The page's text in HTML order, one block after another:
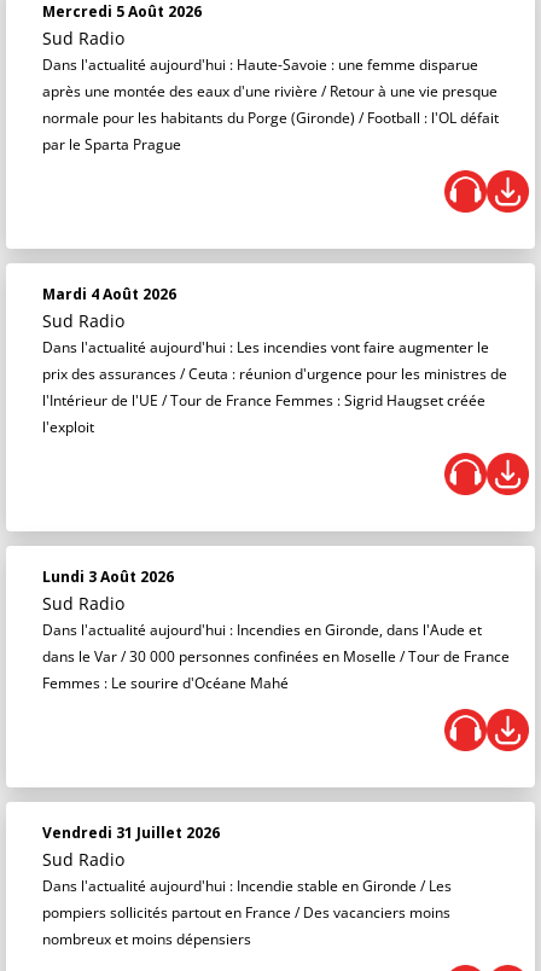
Mercredi 5 Août 2026
Sud Radio
Dans l'actualité aujourd'hui : Haute-Savoie : une femme disparue
après une montée des eaux d'une rivière / Retour à une vie presque
normale pour les habitants du Porge (Gironde) / Football : l'OL défait
par le Sparta Prague
Mardi 4 Août 2026
Sud Radio
Dans l'actualité aujourd'hui : Les incendies vont faire augmenter le
prix des assurances / Ceuta : réunion d'urgence pour les ministres de
l'Intérieur de l'UE / Tour de France Femmes : Sigrid Haugset créée
l'exploit
Lundi 3 Août 2026
Sud Radio
Dans l'actualité aujourd'hui : Incendies en Gironde, dans l'Aude et
dans le Var / 30 000 personnes confinées en Moselle / Tour de France
Femmes : Le sourire d'Océane Mahé
Vendredi 31 Juillet 2026
Sud Radio
Dans l'actualité aujourd'hui : Incendie stable en Gironde / Les
pompiers sollicités partout en France / Des vacanciers moins
nombreux et moins dépensiers